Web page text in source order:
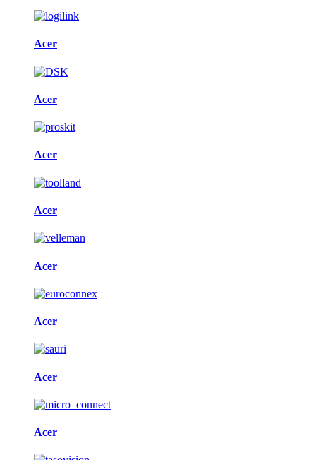
Acer
Acer
Acer
Acer
Acer
Acer
Acer
Acer